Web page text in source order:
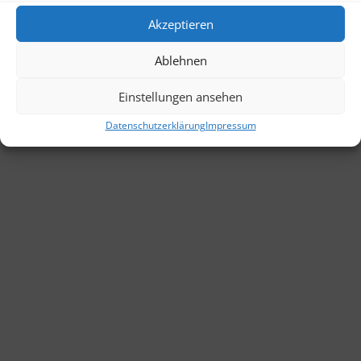
Akzeptieren
Ablehnen
Einstellungen ansehen
DatenschutzerklärungImpressum
Datenschutzerklärung AGB Impressum